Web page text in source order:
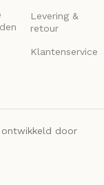
Levering &
retour
Klantenservice
door